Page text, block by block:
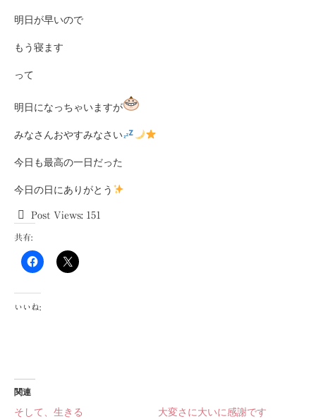
明日が早いので
もう寝ます
って
明日になっちゃいますが
みなさんおやすみなさい
今日も最高の一日だった
今日の日にありがとう
Post Views: 151
共有:
いいね:
関連
そして、生きる
大変さに大いに感謝です